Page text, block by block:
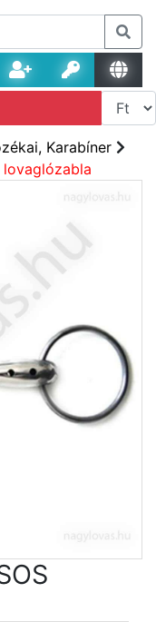
Karabíner
lovaglózabla